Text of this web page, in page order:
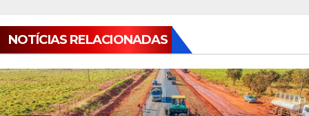
NOTÍCIAS RELACIONADAS